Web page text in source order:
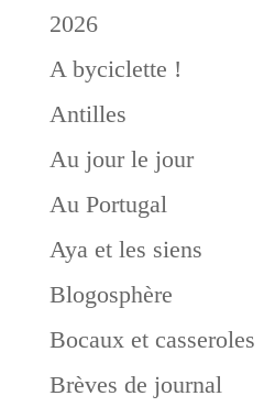
2026
A byciclette !
Antilles
Au jour le jour
Au Portugal
Aya et les siens
Blogosphère
Bocaux et casseroles
Brèves de journal